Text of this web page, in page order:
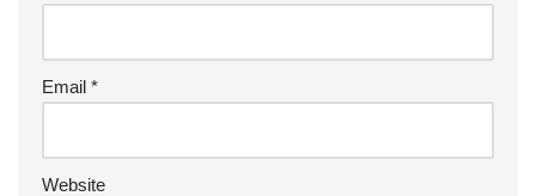
Email *
Website